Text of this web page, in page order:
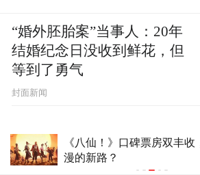
《八仙！》口碑票房双丰收，
漫的新路？
“婚外胚胎案”当事人：20年
结婚纪念日没收到鲜花，但
等到了勇气
封面新闻